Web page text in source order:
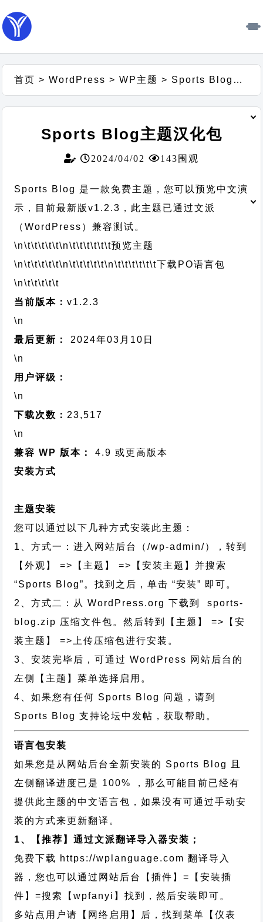
首页 >WordPress >WP主题 > Sports Blog主题汉化包
Sports Blog主题汉化包
2024/04/02 143围观
Sports Blog 是一款免费主题，您可以预览中文演
示，目前最新版v1.2.3，此主题已通过文派
（WordPress）兼容测试。
\n\t\t\t\t\t\n\t\t\t\t\t\t预览主题
\n\t\t\t\t\t\n\t\t\t\t\t\n\t\t\t\t\t\t下载PO语言包
\n\t\t\t\t\t
当前版本：v1.2.3
\n
最后更新：
2024年03月10日
\n
用户评级：
\n
下载次数： 23,517
\n
兼容 WP 版本：
4.9 或更高版本
安装方式
主题安装
您可以通过以下几种方式安装此主题：
1、方式一：进入网站后台（/wp-admin/），转到
【外观】 =>【主题】 =>【安装主题】并搜索
“Sports Blog”。找到之后，单击 “安装” 即可。
2、方式二：从 WordPress.org 下载到 sports-
blog.zip 压缩文件包。然后转到【主题】 =>【安
装主题】 =>上传压缩包进行安装。
3、安装完毕后，可通过 WordPress 网站后台的
左侧【主题】菜单选择启用。
4、如果您有任何 Sports Blog 问题，请到
Sports Blog 支持论坛中发帖，获取帮助。
语言包安装
如果您是从网站后台全新安装的 Sports Blog 且
左侧翻译进度已是 100% ，那么可能目前已经有
提供此主题的中文语言包，如果没有可通过手动安
装的方式来更新翻译。
1、【推荐】通过文派翻译导入器安装；
免费下载 https://wplanguage.com 翻译导入
器，您也可以通过网站后台【插件】=【安装插
件】=搜索【wpfanyi】找到，然后安装即可。
多站点用户请【网络启用】后，找到菜单【仪表